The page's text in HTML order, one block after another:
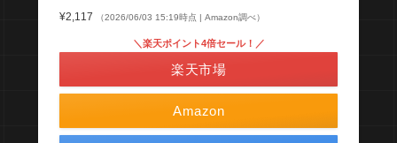
¥2,117 （2026/06/03 15:19時点 | Amazon調べ）
Amazon
＼楽天ポイント4倍セール！／
楽天市場